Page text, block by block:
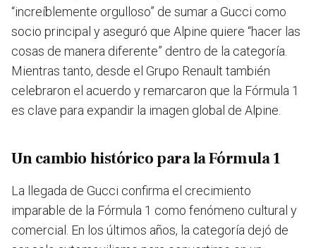
“increíblemente orgulloso” de sumar a Gucci como
socio principal y aseguró que Alpine quiere “hacer las
cosas de manera diferente” dentro de la categoría.
Mientras tanto, desde el Grupo Renault también
celebraron el acuerdo y remarcaron que la Fórmula 1
es clave para expandir la imagen global de Alpine.
Un cambio histórico para la Fórmula 1
La llegada de Gucci confirma el crecimiento
imparable de la Fórmula 1 como fenómeno cultural y
comercial. En los últimos años, la categoría dejó de